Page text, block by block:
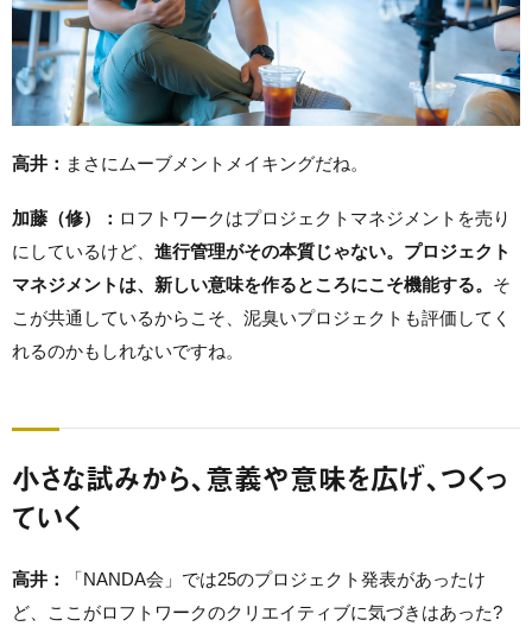
高井： まさにムーブメントメイキングだね。
加藤（修）： ロフトワークはプロジェクトマネジメントを売り
にしているけど、 進行管理がその本質じゃない。プロジェクト
マネジメントは、新しい意味を作るところにこそ機能する。 そ
こが共通しているからこそ、泥臭いプロジェクトも評価してく
れるのかもしれないですね。
小さな試みから、意義や意味を広げ、つくっ
ていく
高井：
「NANDA会」では25のプロジェクト発表があったけ
ど、ここがロフトワークのクリエイティブに気づきはあった?